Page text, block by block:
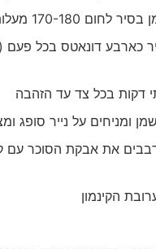
170-180 מעלות
דונאטס בכל פעם
בכל צד עד הזהבה
ומניחים על נייר סופג
את אבקת הסוכר עם
הקינמון